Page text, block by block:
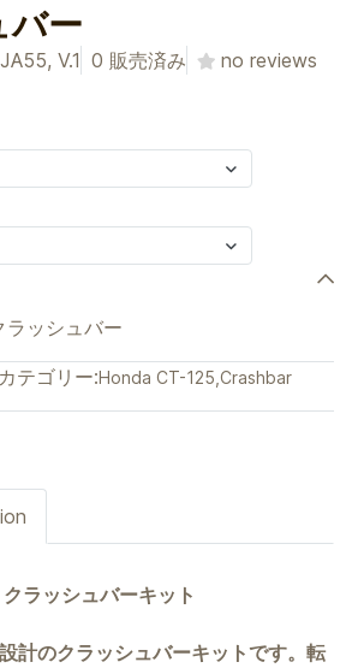
バー
JA55, V.1 0 販売済み no reviews
ッシュバー
カテゴリー:Honda CT-125 Crashbar
ラッシュバーキット
計のクラッシュバーキットです。転